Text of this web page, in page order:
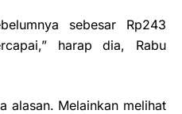
sebesar Rp243
harap dia, Rabu
alasan. Melainkan melihat